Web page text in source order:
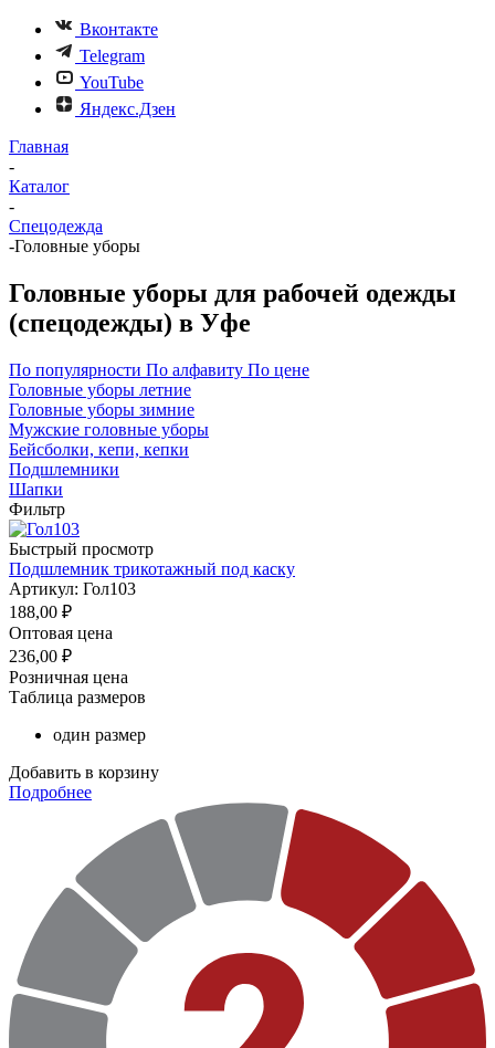
Вконтакте
Telegram
YouTube
Яндекс.Дзен
Главная
-
Каталог
-
Спецодежда
-Головные уборы
Головные уборы для рабочей одежды
(спецодежды) в Уфе
По популярности По алфавиту По цене
Головные уборы летние
Головные уборы зимние
Мужские головные уборы
Бейсболки, кепи, кепки
Подшлемники
Шапки
Фильтр
Быстрый просмотр
Подшлемник трикотажный под каску
Артикул: Гол103
188,00 ₽
Оптовая цена
236,00 ₽
Розничная цена
Таблица размеров
один размер
Добавить в корзину
Подробнее